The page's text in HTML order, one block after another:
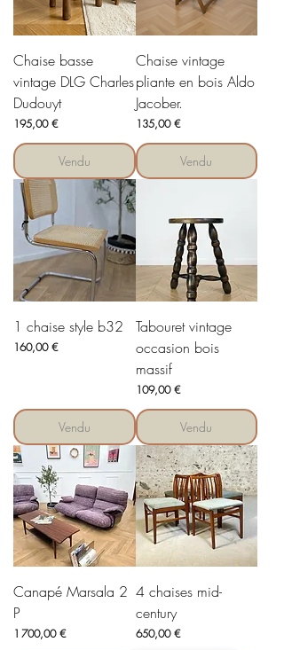
Chaise basse
vintage DLG Charles
Dudouyt
Prix
195,00 €
Vendu
Chaise vintage
pliante en bois Aldo
Jacober.
Prix
135,00 €
Vendu
1 chaise style b32
Prix
160,00 €
Vendu
Tabouret vintage
occasion bois
massif
Prix
109,00 €
Vendu
Canapé Marsala 2
P
Prix
1 700,00 €
4 chaises mid-
century
Prix
650,00 €